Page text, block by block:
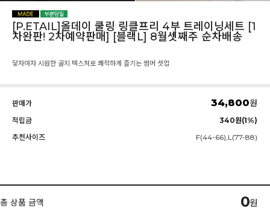
[P.ETAIL]올데이 쿨링 링클프리 4부 트레이닝세트 [1
차완판! 2차예약판매] [블랙L] 8월셋째주 순차배송
닿자마자 시원한 골지 텍스처로 쾌적하게 즐기는 썸머 셋업
판매가 34,800원
적립금
340원(1%)
추천사이즈
F(44-66),L(77-88)
총 상품 금액 0원